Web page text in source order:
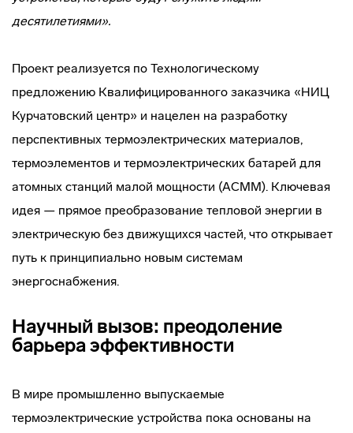
десятилетиями».
Проект реализуется по Технологическому
предложению Квалифицированного заказчика «НИЦ
Курчатовский центр» и нацелен на разработку
перспективных термоэлектрических материалов,
термоэлементов и термоэлектрических батарей для
атомных станций малой мощности (АСММ). Ключевая
идея — прямое преобразование тепловой энергии в
электрическую без движущихся частей, что открывает
путь к принципиально новым системам
энергоснабжения.
Научный вызов: преодоление
барьера эффективности
В мире промышленно выпускаемые
термоэлектрические устройства пока основаны на